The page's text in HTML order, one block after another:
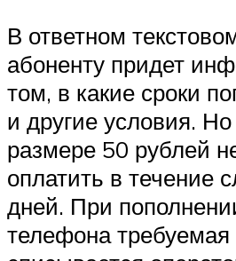
В ответном
абоненту придет
том, в какие сроки
и другие условия. Но
размере 50 рублей
оплатить в течение
дней. При
телефона